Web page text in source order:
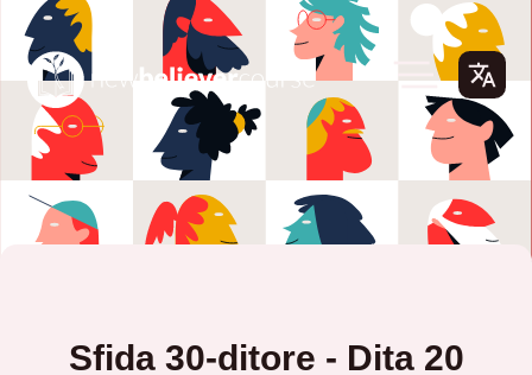
Sfida 30-ditore - Dita 20